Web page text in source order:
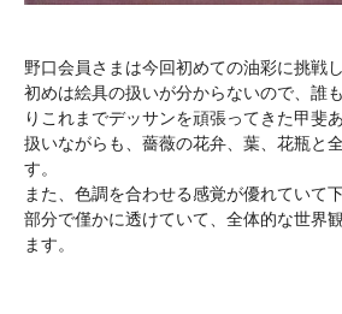
野口会員さまは今回初めての油彩に挑戦し
初めは絵具の扱いが分からないので、誰
りこれまでデッサンを頑張ってきた甲斐
扱いながらも、薔薇の花弁、葉、花瓶と
す。
また、色調を合わせる感覚が優れていて
部分で僅かに透けていて、全体的な世界
ます。